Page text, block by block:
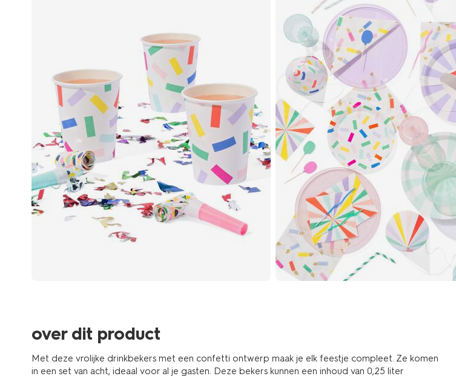
over dit product
Met deze vrolijke drinkbekers met een confetti ontwerp maak je elk feestje compleet. Ze komen
in een set van acht, ideaal voor al je gasten. Deze bekers kunnen een inhoud van 0,25 liter